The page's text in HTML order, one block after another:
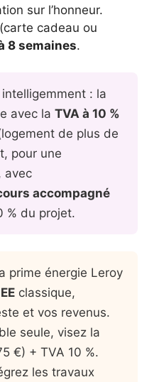
sur l’honneur.
cadeau ou
8 semaines.
: la
avec la TVA à 10 %
de plus de
pour une
avec
accompagné
% du projet.
prime énergie Leroy
classique,
et vos revenus.
seule, visez la
€) + TVA 10 %.
les travaux